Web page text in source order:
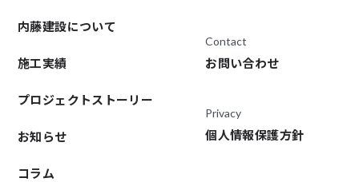
内藤建設について
施工実績
プロジェクトストーリー
お知らせ
コラム
Contact
お問い合わせ
Privacy
個人情報保護方針